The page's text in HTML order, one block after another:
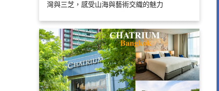
灣與三芝，感受山海與藝術交織的魅力